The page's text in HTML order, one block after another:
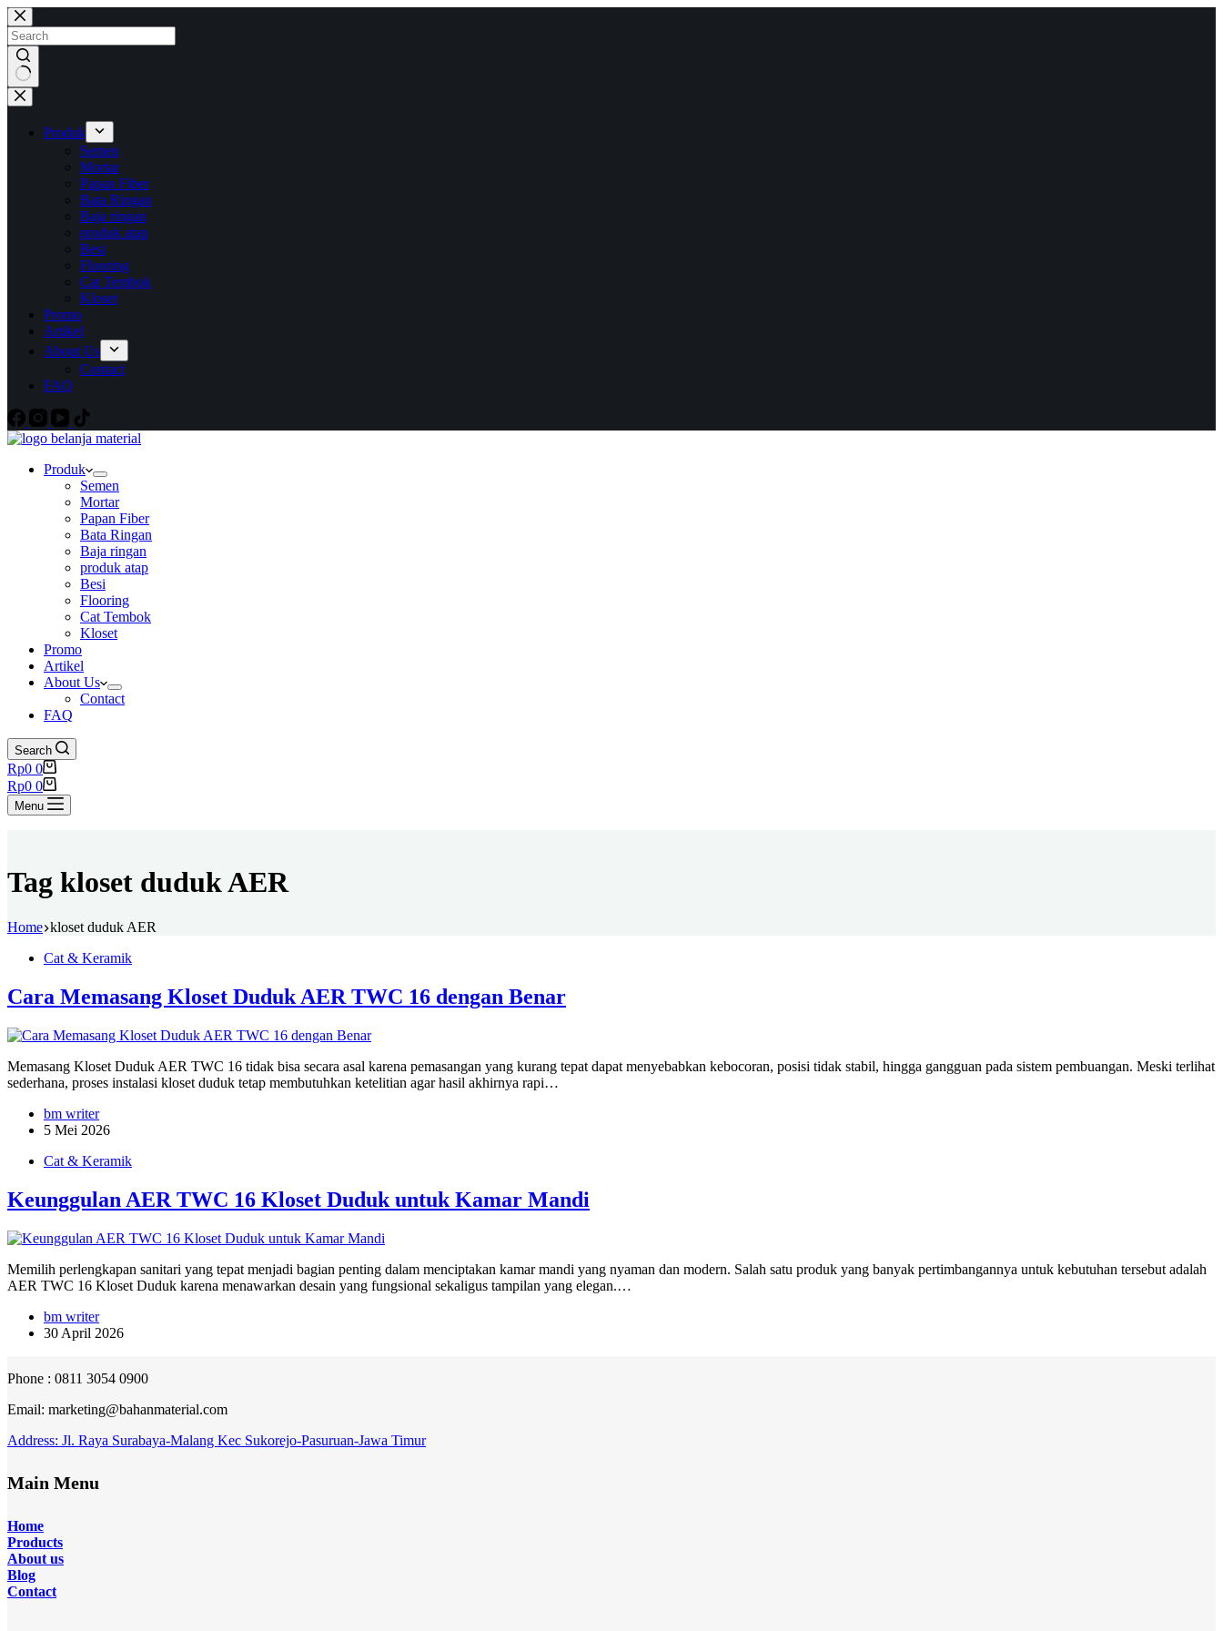
Skip
to
content
No
results
Produk
Semen
Mortar
Papan Fiber
Bata Ringan
Baja ringan
produk atap
Besi
Flooring
Cat Tembok
Kloset
Promo
Artikel
About Us
Contact
FAQ
Produk
Semen
Mortar
Papan Fiber
Bata Ringan
Baja ringan
produk atap
Besi
Flooring
Cat Tembok
Kloset
Promo
Artikel
About Us
Contact
FAQ
Search
Shopping
cart
Rp0 0
Shopping
cart
Rp0 0
Menu
Tag kloset duduk AER
Home kloset duduk AER
Cat & Keramik
Cara Memasang Kloset Duduk AER TWC 16 dengan Benar
Memasang Kloset Duduk AER TWC 16 tidak bisa secara asal karena pemasangan yang kurang tepat dapat menyebabkan kebocoran, posisi tidak stabil, hingga gangguan pada sistem pembuangan. Meski terlihat
sederhana, proses instalasi kloset duduk tetap membutuhkan ketelitian agar hasil akhirnya rapi…
bm writer
5 Mei 2026
Cat & Keramik
Keunggulan AER TWC 16 Kloset Duduk untuk Kamar Mandi
Memilih perlengkapan sanitari yang tepat menjadi bagian penting dalam menciptakan kamar mandi yang nyaman dan modern. Salah satu produk yang banyak pertimbangannya untuk kebutuhan tersebut adalah
AER TWC 16 Kloset Duduk karena menawarkan desain yang fungsional sekaligus tampilan yang elegan.…
bm writer
30 April 2026
Phone : 0811 3054 0900
Email: marketing@bahanmaterial.com
Address: Jl. Raya Surabaya-Malang Kec Sukorejo-Pasuruan-Jawa Timur
Main Menu
Home
Products
About us
Blog
Contact